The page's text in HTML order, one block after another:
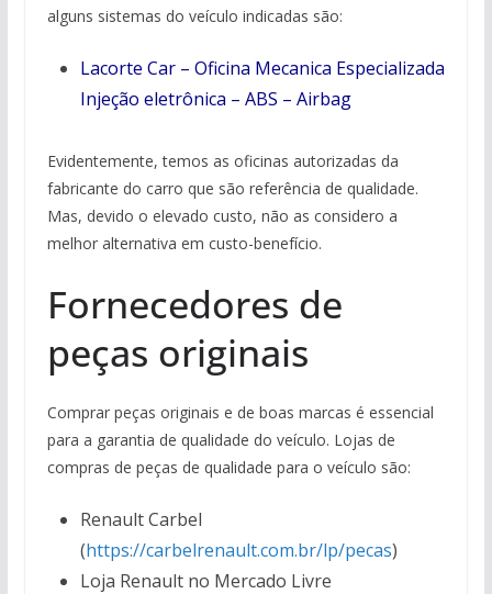
alguns sistemas do veículo indicadas são:
Lacorte Car – Oficina Mecanica Especializada
Injeção eletrônica – ABS – Airbag
Evidentemente, temos as oficinas autorizadas da
fabricante do carro que são referência de qualidade.
Mas, devido o elevado custo, não as considero a
melhor alternativa em custo-benefício.
Fornecedores de
peças originais
Comprar peças originais e de boas marcas é essencial
para a garantia de qualidade do veículo. Lojas de
compras de peças de qualidade para o veículo são:
Renault Carbel
(https://carbelrenault.com.br/lp/pecas)
Loja Renault no Mercado Livre